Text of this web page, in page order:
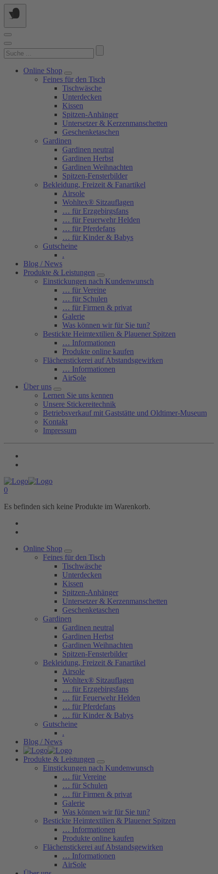
Springe
zum
Suchen
nach:
Online Shop
Feines für den Tisch
Tischwäsche
Unterdecken
Kissen
Spitzen-Anhänger
Untersetzer & Kerzenmanschetten
Geschenketaschen
Gardinen
Gardinen neutral
Gardinen Herbst
Gardinen Weihnachten
Spitzen-Fensterbilder
Bekleidung, Freizeit & Fanartikel
Airsole
Wohltex® Sitzauflagen
… für Erzgebirgsfans
… für Feuerwehr Helden
… für Pferdefans
… für Kinder & Babys
Gutscheine
.
Blog / News
Produkte & Leistungen
Einstickungen nach Kundenwunsch
… für Vereine
… für Schulen
… für Firmen & privat
Galerie
Was können wir für Sie tun?
Bestickte Heimtextilien & Plauener Spitzen
… Informationen
Produkte online kaufen
Flächenstickerei auf Abstandsgewirken
… Informationen
AirSole
Über uns
Lernen Sie uns kennen
Unsere Stickereitechnik
Betriebsverkauf mit Gaststätte und Oldtimer-Museum
Kontakt
Impressum
0
Es befinden sich keine Produkte im Warenkorb.
Online Shop
Feines für den Tisch
Tischwäsche
Unterdecken
Kissen
Spitzen-Anhänger
Untersetzer & Kerzenmanschetten
Geschenketaschen
Gardinen
Gardinen neutral
Gardinen Herbst
Gardinen Weihnachten
Spitzen-Fensterbilder
Bekleidung, Freizeit & Fanartikel
Airsole
Wohltex® Sitzauflagen
… für Erzgebirgsfans
… für Feuerwehr Helden
… für Pferdefans
… für Kinder & Babys
Gutscheine
.
Blog / News
Produkte & Leistungen
Einstickungen nach Kundenwunsch
… für Vereine
… für Schulen
… für Firmen & privat
Galerie
Was können wir für Sie tun?
Bestickte Heimtextilien & Plauener Spitzen
… Informationen
Produkte online kaufen
Flächenstickerei auf Abstandsgewirken
… Informationen
AirSole